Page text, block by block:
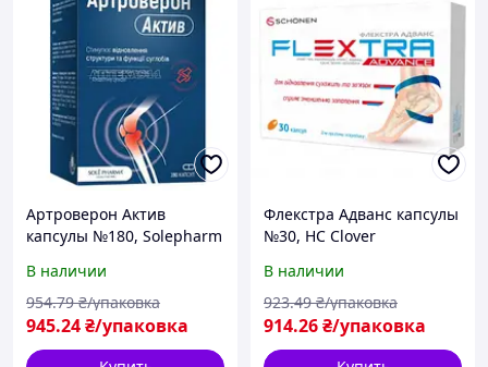
Артроверон Актив
капсулы №180, Solepharm
В наличии
945.24₴/упаковка
954.79 ₴/упаковка
Флекстра Адванс капсулы
№30, HC Clover
В наличии
914.26₴/упаковка
923.49 ₴/упаковка